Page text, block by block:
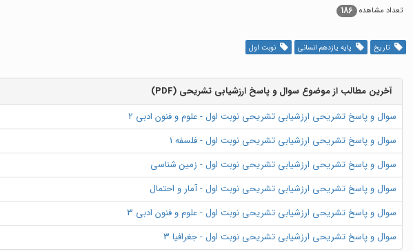
تعداد مشاهده 186
تاریخ پایه یازدهم انسانی نوبت اول
آخرین مطالب از موضوع سوال و پاسخ ارزشیابی تشریحی (PDF)
سوال و پاسخ تشریحی ارزشیابی تشریحی نوبت اول - علوم و فنون ادبی 2
سوال و پاسخ تشریحی ارزشیابی تشریحی نوبت اول - فلسفه 1
سوال و پاسخ تشریحی ارزشیابی تشریحی نوبت اول - زمین شناسی
سوال و پاسخ تشریحی ارزشیابی تشریحی نوبت اول - آمار و احتمال
سوال و پاسخ تشریحی ارزشیابی تشریحی نوبت اول - علوم و فنون ادبی 3
سوال و پاسخ تشریحی ارزشیابی تشریحی نوبت اول - جغرافیا 3